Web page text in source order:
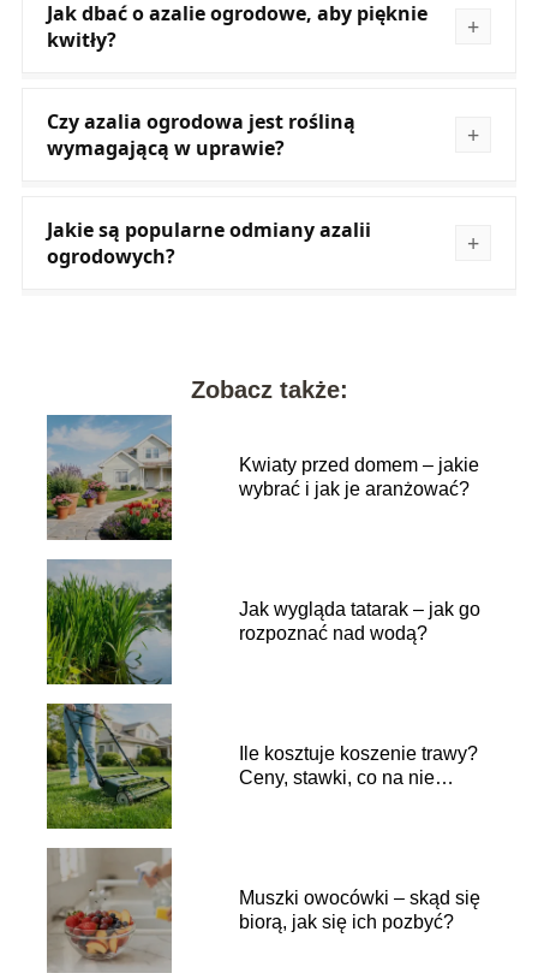
Jak dbać o azalie ogrodowe, aby pięknie
kwitły?
Czy azalia ogrodowa jest rośliną
wymagającą w uprawie?
Jakie są popularne odmiany azalii
ogrodowych?
Zobacz także:
Kwiaty przed domem – jakie
wybrać i jak je aranżować?
Jak wygląda tatarak – jak go
rozpoznać nad wodą?
Ile kosztuje koszenie trawy?
Ceny, stawki, co na nie
Muszki owocówki – skąd się
biorą, jak się ich pozbyć?